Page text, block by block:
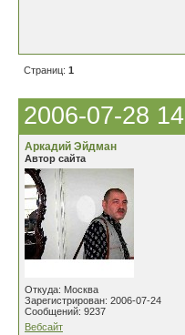
Страниц: 1
2006-07-28
Аркадий Эйдман
Автор сайта
Откуда: Москва
Зарегистрирован: 2006-07-24
Сообщений: 9237
Вебсайт